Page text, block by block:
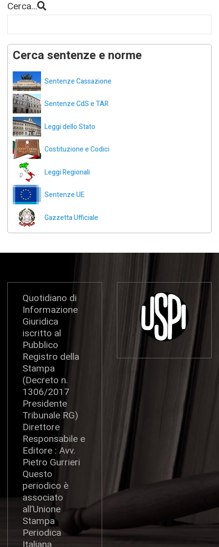
Cerca...
Cerca sentenze e norme
Sentenze Cassazione
Sentenze CdS e TAR
Leggi dello Stato
Costituzione e Codici
Leggi Regionali
Sentenze UE
Gazzetta Ufficiale
Quotidiano di
Informazione
Giuridica
iscritto al
Pubblico
Registro della
Stampa
(Decreto n.
1306/2017
Presidente
Tribunale RG)
Direttore
Responsabile e
Editore : Avv.
Pietro Gurrieri
Questo
periodico è
associato
all’Unione
Stampa
Periodica
Italiana